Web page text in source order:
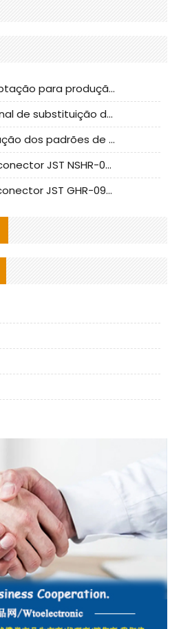
Guia de avaliação e adaptação para produção em massa de componentes de cabos nacionais CNC Tech
Análise da solução nacional de substituição da linha de alta frequência I-PEX
CLIFF referente à atualização dos padrões de teste de conectores nacionais
Conector JST - Fornece conector JST NSHR-02V-S original | substituto
Conector JST - fornece conector JST GHR-09V-S autêntico | substituto